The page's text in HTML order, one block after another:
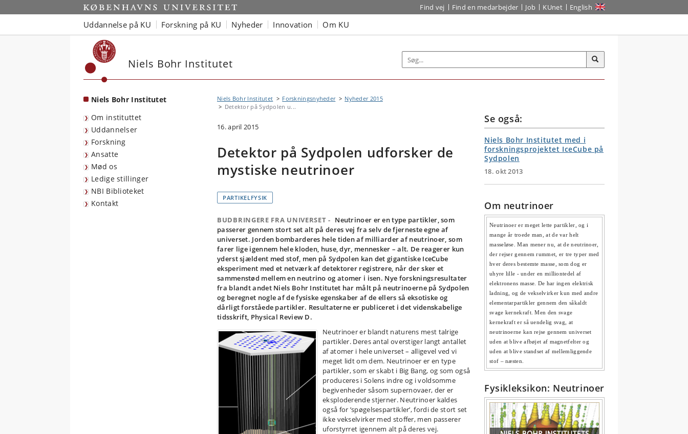
Start Find vej Find en medarbejder Job KUnet English
Uddannelse på KU Forskning på KU Nyheder Innovation Om KU
Niels Bohr Institutet
Niels Bohr Institutet
Om instituttet
Uddannelser
Forskning
Ansatte
Mød os
Ledige stillinger
NBI Biblioteket
Kontakt
Niels Bohr Institutet Forskningsnyheder
Nyheder 2015
Detektor på Sydpolen u...
16. april 2015
Detektor på Sydpolen udforsker de
mystiske neutrinoer
PARTIKELFYSIK
BUDBRINGERE FRA UNIVERSET - Neutrinoer er en type partikler, som
passerer gennem stort set alt på deres vej fra selv de fjerneste egne af
universet. Jorden bombarderes hele tiden af milliarder af neutrinoer, som
farer lige igennem hele kloden, huse, dyr, mennesker – alt. De reagerer kun
yderst sjældent med stof, men på Sydpolen kan det gigantiske IceCube
eksperiment med et netværk af detektorer registrere, når der sker et
sammenstød mellem en neutrino og atomer i isen. Nye forskningsresultater
fra blandt andet Niels Bohr Institutet har målt på neutrinoerne på Sydpolen
og beregnet nogle af de fysiske egenskaber af de ellers så eksotiske og
dårligt forståede partikler. Resultaterne er publiceret i det videnskabelige
tidsskrift, Physical Review D.
Neutrinoer er blandt naturens mest talrige
partikler. Deres antal overstiger langt antallet
af atomer i hele universet – alligevel ved vi
meget lidt om dem. Neutrinoer er en type
partikler, som er skabt i Big Bang, og som også
produceres i Solens indre og i voldsomme
begivenheder såsom supernovaer, der er
eksploderende stjerner. Neutrinoer kaldes
også for ’spøgelsespartikler’, fordi de stort set
ikke vekselvirker med stoffer, men passerer
uforstyrret igennem alt på deres vej.
Se også:
Niels Bohr Institutet med i
forskningsprojektet IceCube på
Sydpolen
18. okt 2013
Om neutrinoer
Neutrinoer er meget lette partikler, og i
mange år troede man, at de var helt
masseløse. Man mener nu, at de neutrinoer,
der rejser gennem rummet, er tre typer med
hver deres bestemte masse, som dog er
uhyre lille - under en milliontedel af
elektronens masse. De har ingen elektrisk
ladning, og de vekselvirker kun med andre
elementarpartikler gennem den såkaldt
svage kernekraft. Men den svage
kernekraft er så uendelig svag, at
neutrinoerne kan rejse gennem universet
uden at blive afbøjet af magnetfelter og
uden at blive standset af mellemliggende
stof – næsten.
Fysikleksikon: Neutrinoer